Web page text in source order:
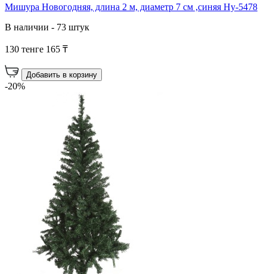
Мишура Новогодняя, длина 2 м, диаметр 7 см ,синяя Ну-5478
В наличии - 73 штук
130 тенге 165 ₸
Добавить в корзину
-20%